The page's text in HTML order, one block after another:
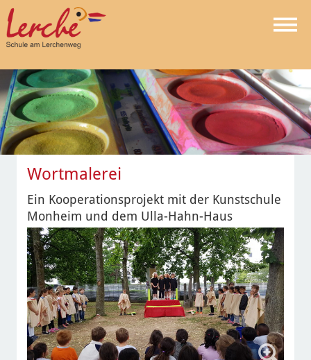
Wortmalerei
Ein Kooperationsprojekt mit der Kunstschule
Monheim und dem Ulla-Hahn-Haus